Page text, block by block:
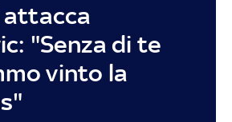
attacca
"Senza di te
vinto la